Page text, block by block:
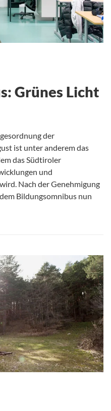
Grünes Licht
der
ist unter anderem das
das Südtiroler
und
Nach der Genehmigung
Bildungsomnibus nun